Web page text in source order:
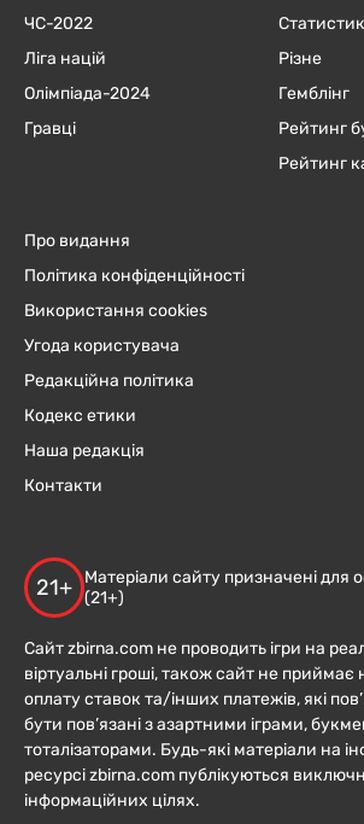
ЧC-2022
Ліга націй
Олімпіада-2024
Гравці
Різне
Гемблінг
Рейтинг
Рейтинг
Про видання
Політика конфіденційності
Використання cookies
Угода користувача
Редакційна політика
Кодекс етики
Наша редакція
Контакти
21+
Матеріали сайту призначені для
(21+)
Сайт zbirna.com не проводить ігри на
віртуальні гроші, також сайт не приймає
оплату ставок та/інших платежів, які
бути пов’язані з азартними іграми,
тоталізаторами. Будь-які матеріали на
ресурсі zbirna.com публікуються
інформаційних цілях.